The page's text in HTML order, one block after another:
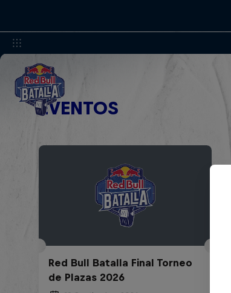
EVENTOS
Red Bull Batalla Final Torneo
de Plazas 2026